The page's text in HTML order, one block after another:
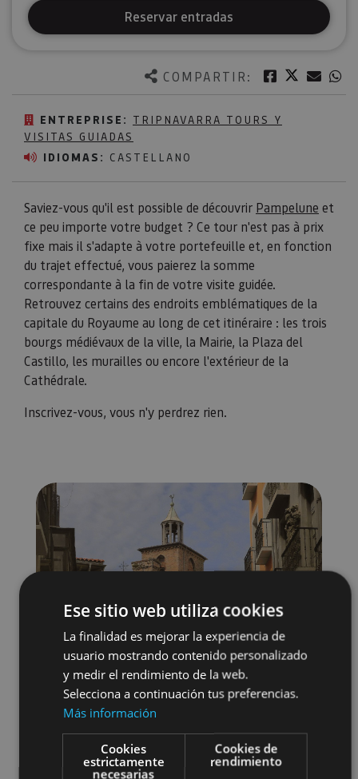
COMPARTIR: Facebook
Twitter
ENTREPRISE: TRIPNAVARRA TOURS Y
VISITAS GUIADAS
IDIOMAS: CASTELLANO
Saviez-vous qu'il est possible de découvrir Pampelune et
ce peu importe votre budget ? Ce tour n'est pas à prix
fixe mais il s'adapte à votre portefeuille et, en fonction
du trajet effectué, vous paierez la somme
correspondante à la fin de votre visite guidée.
Retrouvez certains des endroits emblématiques de la
capitale du Royaume au long de cet itinéraire : les trois
bourgs médiévaux de la ville, la Mairie, la Plaza del
Castillo, les murailles ou encore l'extérieur de la
Cathédrale.
Inscrivez-vous, vous n'y perdrez rien.
Reservar entradas
Localidades Visitas guiadas
Ese sitio web utiliza cookies
La finalidad es mejorar la experiencia de
usuario mostrando contenido personalizado
y medir el rendimiento de la web.
Selecciona a continuación tus preferencias.
Más información
Cookies
estrictamente
necesarias
Cookies de
rendimiento